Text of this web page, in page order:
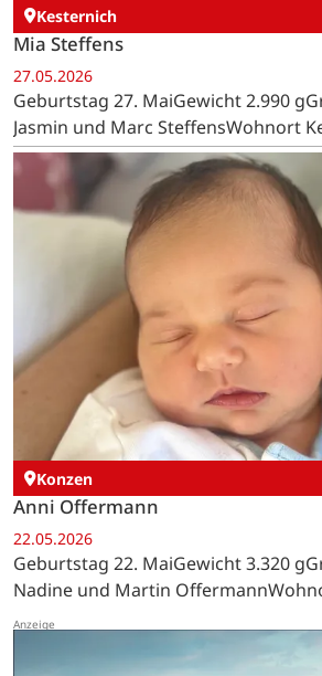
Kesternich
Mia Steffens
27.05.2026
Geburtstag 27. MaiGewicht 2.990
Jasmin und Marc SteffensWohnort
Konzen
Anni Offermann
22.05.2026
Geburtstag 22. MaiGewicht 3.320
Nadine und Martin